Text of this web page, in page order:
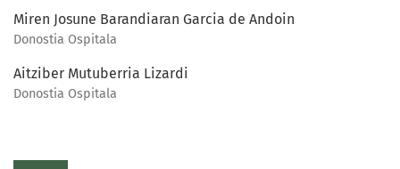
Miren Josune Barandiaran Garcia de Andoin
Donostia Ospitala
Aitziber Mutuberria Lizardi
Donostia Ospitala